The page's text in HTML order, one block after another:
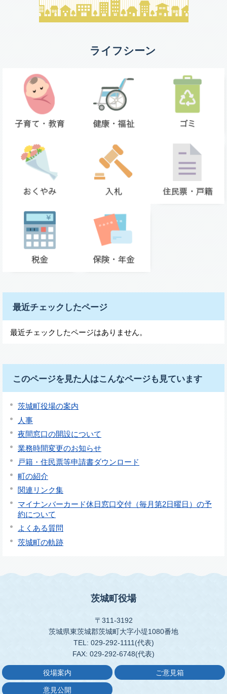
ライフシーン
最近チェックしたページ
最近チェックしたページはありません。
このページを見た人はこんなページも見ています
茨城町役場の案内
人事
夜間窓口の開設について
業務時間変更のお知らせ
戸籍・住民票等申請書ダウンロード
町の紹介
関連リンク集
マイナンバーカード休日窓口交付（毎月第2日曜日）の予
約について
よくある質問
茨城町の軌跡
茨城町役場
〒311-3192
茨城県東茨城郡茨城町大字小堤1080番地
TEL: 029-292-1111(代表)
FAX: 029-292-6748(代表)
役場案内 ご意見箱
意見公開